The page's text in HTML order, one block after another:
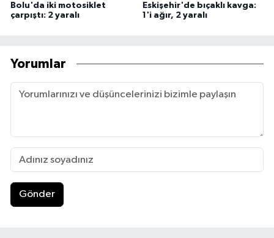
Bolu'da iki motosiklet
çarpıştı: 2 yaralı
Eskişehir'de bıçaklı kavga:
1'i ağır, 2 yaralı
Yorumlar
Gönder